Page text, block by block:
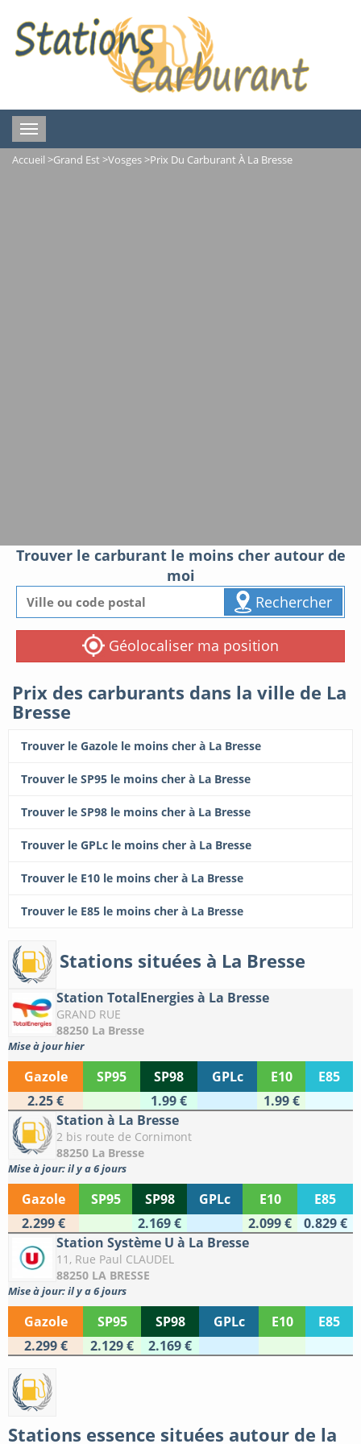
Toggle
navigation
Accueil >Grand Est >Vosges>Prix Du Carburant À La Bresse
Trouver le carburant le moins cher autour de
moi
Rechercher
Géolocaliser ma position
Prix des carburants dans la ville de La
Bresse
Trouver le Gazole le moins cher à La Bresse
Trouver le SP95 le moins cher à La Bresse
Trouver le SP98 le moins cher à La Bresse
Trouver le GPLc le moins cher à La Bresse
Trouver le E10 le moins cher à La Bresse
Trouver le E85 le moins cher à La Bresse
Stations situées à La Bresse
Station TotalEnergies à La Bresse
GRAND RUE
88250 La Bresse
Mise à jour hier
Gazole SP95 SP98 GPLc E10
E85
2.25 €
1.99 €
1.99 €
Station à La Bresse
2 bis route de Cornimont
88250 La Bresse
Mise à jour: il y a 6 jours
Gazole SP95 SP98 GPLc E10
E85
2.299 €
2.169 € 2.099 €
0.829 €
Station Système U à La Bresse
11, Rue Paul CLAUDEL
88250 LA BRESSE
Mise à jour: il y a 6 jours
Gazole SP95 SP98 GPLc E10
E85
2.299 €
2.129 € 2.169 €
Stations essence situées autour de la